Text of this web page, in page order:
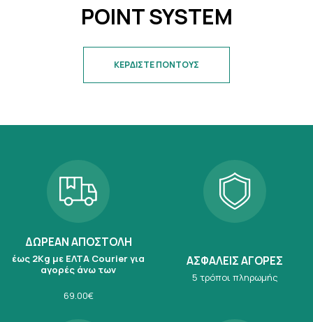
POINT SYSTEM
ΚΕΡΔΙΣΤΕ ΠΟΝΤΟΥΣ
ΔΩΡΕΑΝ ΑΠΟΣΤΟΛΗ
έως 2Kg με ΕΛΤΑ Courier για
αγορές άνω των
69.00€
ΑΣΦΑΛΕΙΣ ΑΓΟΡΕΣ
5 τρόποι πληρωμής